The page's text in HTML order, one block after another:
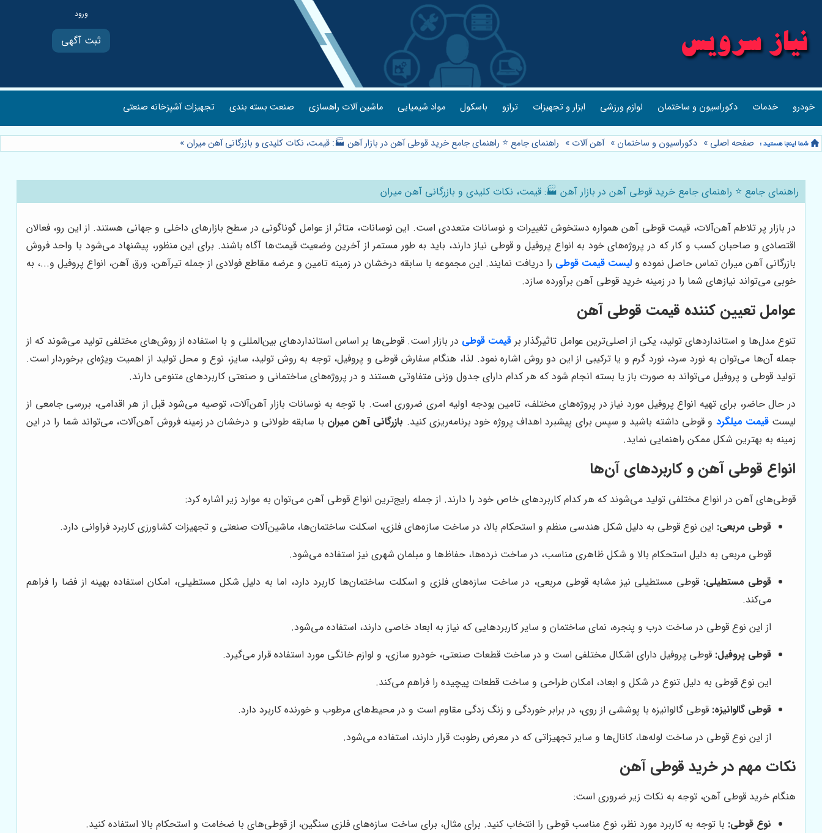
ثبت آگهی
خودرو خدمات دکوراسیون و ساختمان لوازم ورزشی ابزار و تجهیزات ترازو باسکول مواد شیمیایی ماشین آلات راهسازی صنعت بسته بندی تجهیزات آشپزخانه صنعتی
صفحه اصلی » دکوراسیون و ساختمان » آهن آلات » راهنمای جامع ⭐️ راهنمای جامع خرید قوطی آهن در بازار آهن 🏭: قیمت، نکات کلیدی و بازرگانی آهن میران »
راهنمای جامع ⭐️ راهنمای جامع خرید قوطی آهن در بازار آهن 🏭: قیمت، نکات کلیدی و بازرگانی آهن میران
در بازار پر تلاطم آهن‌آلات، قیمت قوطی آهن همواره دستخوش تغییرات و نوسانات متعددی است. این نوسانات، متاثر از عوامل گوناگونی در سطح بازارهای داخلی و جهانی هستند. از این رو، فعالان
اقتصادی و صاحبان کسب و کار که در پروژه‌های خود به انواع پروفیل و قوطی نیاز دارند، باید به طور مستمر از آخرین وضعیت قیمت‌ها آگاه باشند. برای این منظور، پیشنهاد می‌شود با واحد فروش
بازرگانی آهن میران تماس حاصل نموده و لیست قیمت قوطی را دریافت نمایند. این مجموعه با سابقه درخشان در زمینه تامین و عرضه مقاطع فولادی از جمله تیرآهن، ورق آهن، انواع پروفیل و...، به
خوبی می‌تواند نیازهای شما را در زمینه خرید قوطی آهن برآورده سازد.
عوامل تعیین کننده قیمت قوطی آهن
تنوع مدل‌ها و استانداردهای تولید، یکی از اصلی‌ترین عوامل تاثیرگذار بر قیمت قوطی در بازار است. قوطی‌ها بر اساس استانداردهای بین‌المللی و با استفاده از روش‌های مختلفی تولید می‌شوند که از
جمله آن‌ها می‌توان به نورد سرد، نورد گرم و یا ترکیبی از این دو روش اشاره نمود. لذا، هنگام سفارش قوطی و پروفیل، توجه به روش تولید، سایز، نوع و محل تولید از اهمیت ویژه‌ای برخوردار است.
تولید قوطی و پروفیل می‌تواند به صورت باز یا بسته انجام شود که هر کدام دارای جدول وزنی متفاوتی هستند و در پروژه‌های ساختمانی و صنعتی کاربردهای متنوعی دارند.
در حال حاضر، برای تهیه انواع پروفیل مورد نیاز در پروژه‌های مختلف، تامین بودجه اولیه امری ضروری است. با توجه به نوسانات بازار آهن‌آلات، توصیه می‌شود قبل از هر اقدامی، بررسی جامعی از
لیستقیمت میلگرد و قوطی داشته باشید و سپس برای پیشبرد اهداف پروژه خود برنامه‌ریزی کنید. بازرگانی آهن میران با سابقه طولانی و درخشان در زمینه فروش آهن‌آلات، می‌تواند شما را در این
زمینه به بهترین شکل ممکن راهنمایی نماید.
انواع قوطی آهن و کاربردهای آن‌ها
قوطی‌های آهن در انواع مختلفی تولید می‌شوند که هر کدام کاربردهای خاص خود را دارند. از جمله رایج‌ترین انواع قوطی آهن می‌توان به موارد زیر اشاره کرد:
قوطی مربعی: این نوع قوطی به دلیل شکل هندسی منظم و استحکام بالا، در ساخت سازه‌های فلزی، اسکلت ساختمان‌ها، ماشین‌آلات صنعتی و تجهیزات کشاورزی کاربرد فراوانی دارد.
قوطی مربعی به دلیل استحکام بالا و شکل ظاهری مناسب، در ساخت نرده‌ها، حفاظ‌ها و مبلمان شهری نیز استفاده می‌شود.
قوطی مستطیلی: قوطی مستطیلی نیز مشابه قوطی مربعی، در ساخت سازه‌های فلزی و اسکلت ساختمان‌ها کاربرد دارد، اما به دلیل شکل مستطیلی، امکان استفاده بهینه از فضا را فراهم
می‌کند.
از این نوع قوطی در ساخت درب و پنجره، نمای ساختمان و سایر کاربردهایی که نیاز به ابعاد خاصی دارند، استفاده می‌شود.
قوطی پروفیل: قوطی پروفیل دارای اشکال مختلفی است و در ساخت قطعات صنعتی، خودرو سازی، و لوازم خانگی مورد استفاده قرار می‌گیرد.
این نوع قوطی به دلیل تنوع در شکل و ابعاد، امکان طراحی و ساخت قطعات پیچیده را فراهم می‌کند.
قوطی گالوانیزه: قوطی گالوانیزه با پوششی از روی، در برابر خوردگی و زنگ زدگی مقاوم است و در محیط‌های مرطوب و خورنده کاربرد دارد.
از این نوع قوطی در ساخت لوله‌ها، کانال‌ها و سایر تجهیزاتی که در معرض رطوبت قرار دارند، استفاده می‌شود.
نکات مهم در خرید قوطی آهن
هنگام خرید قوطی آهن، توجه به نکات زیر ضروری است:
نوع قوطی: با توجه به کاربرد مورد نظر، نوع مناسب قوطی را انتخاب کنید. برای مثال، برای ساخت سازه‌های فلزی سنگین، از قوطی‌های با ضخامت و استحکام بالا استفاده کنید.